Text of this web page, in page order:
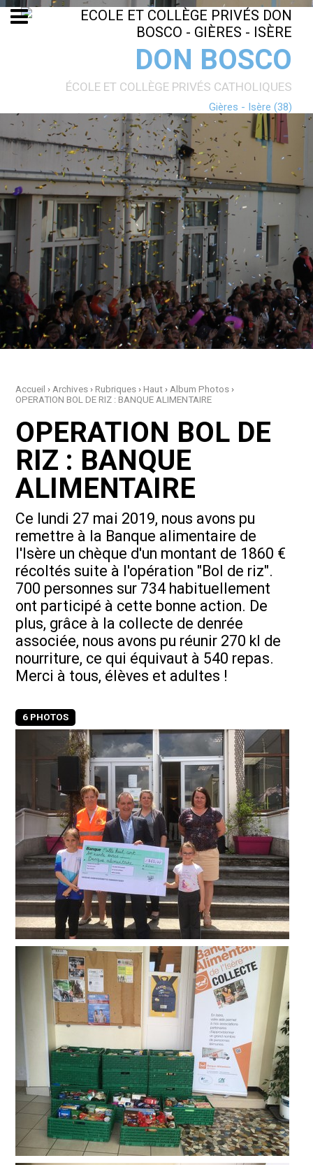
DON BOSCO
ÉCOLE ET COLLÈGE PRIVÉS CATHOLIQUES
Gières - Isère (38)
Accueil › Archives ›Rubriques ›Haut › Album Photos ›
OPERATION BOL DE RIZ : BANQUE ALIMENTAIRE
OPERATION BOL DE
RIZ : BANQUE
ALIMENTAIRE
Ce lundi 27 mai 2019, nous avons pu
remettre à la Banque alimentaire de
l'Isère un chèque d'un montant de 1860 €
récoltés suite à l'opération "Bol de riz".
700 personnes sur 734 habituellement
ont participé à cette bonne action. De
plus, grâce à la collecte de denrée
associée, nous avons pu réunir 270 kl de
nourriture, ce qui équivaut à 540 repas.
Merci à tous, élèves et adultes !
6 PHOTOS